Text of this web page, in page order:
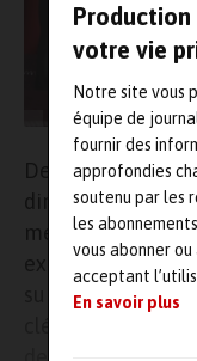
votre vie
Notre site vous
équipe de
fournir des
approfondies
soutenu par les
les
vous abonner
acceptant
En savoir plus
Depuis le 4
direction
mécaniques (FIM
expérience de
su démontrer